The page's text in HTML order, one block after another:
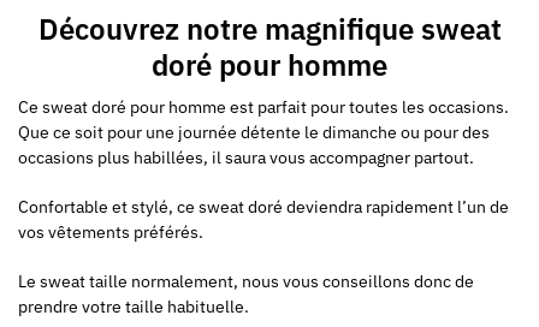
Découvrez notre magnifique sweat
doré pour homme
Ce sweat doré pour homme est parfait pour toutes les occasions.
Que ce soit pour une journée détente le dimanche ou pour des
occasions plus habillées, il saura vous accompagner partout.
Confortable et stylé, ce sweat doré deviendra rapidement l’un de
vos vêtements préférés.
Le sweat taille normalement, nous vous conseillons donc de
prendre votre taille habituelle.